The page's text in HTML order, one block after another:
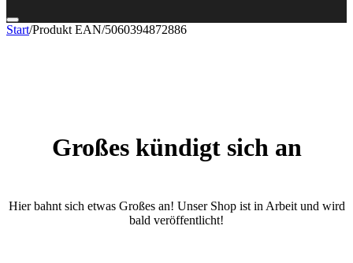
Start/Produkt EAN/5060394872886
Großes kündigt sich an
Hier bahnt sich etwas Großes an! Unser Shop ist in Arbeit und wird
bald veröffentlicht!